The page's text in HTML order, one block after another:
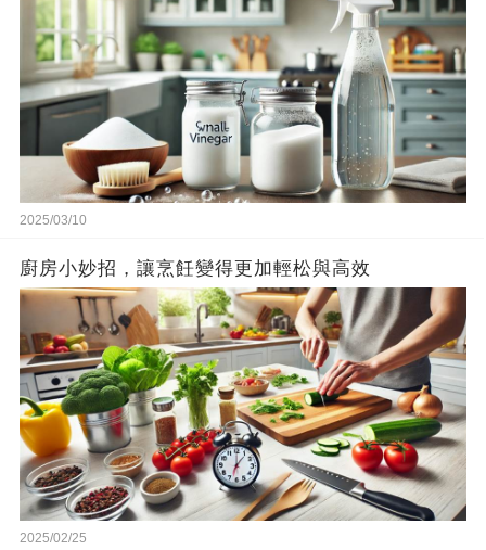
2025/03/10
廚房小妙招，讓烹飪變得更加輕松與高效
2025/02/25